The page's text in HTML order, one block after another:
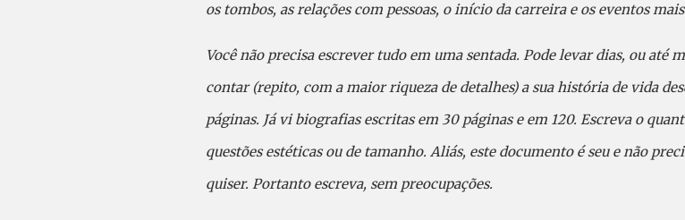
os tombos, as relações com pessoas, o início da carreira e os eventos
Você não precisa escrever tudo em uma sentada. Pode levar dias, ou até
contar (repito, com a maior riqueza de detalhes) a sua história de vida
páginas. Já vi biografias escritas em 30 páginas e em 120. Escreva o
questões estéticas ou de tamanho. Aliás, este documento é seu e não
quiser. Portanto escreva, sem preocupações.